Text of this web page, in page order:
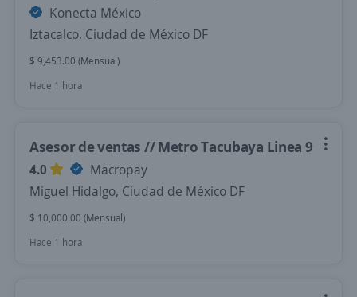
Konecta México
Iztacalco, Ciudad de México DF
$ 9,453.00 (Mensual)
Hace 1 hora
Asesor de ventas // Metro Tacubaya Linea 9
4.0
Macropay
Miguel Hidalgo, Ciudad de México DF
$ 10,000.00 (Mensual)
Hace 1 hora